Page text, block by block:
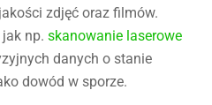
zdjęć oraz filmów.
jak np.skanowanie laserowe
danych o stanie
dowód w sporze.